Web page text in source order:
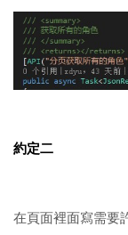
約定二
在頁面裡面寫需要